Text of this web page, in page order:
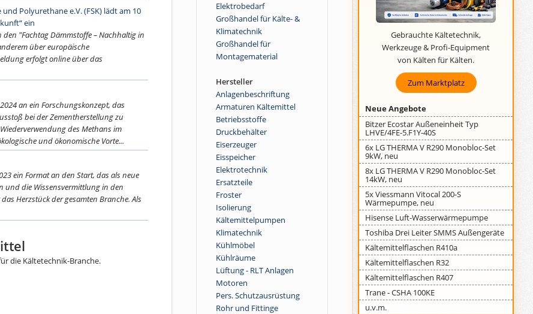
Polyurethane e.V. (FSK) lädt am 10
ein
"Fachtag Dämmstoffe – Nachhaltig in
über europäische
erfolgt online über das
an ein Forschungskonzept, das
bei der Zementherstellung zu
des Methans im
und ökonomische Vorte...
ein Format an den Start, das als neue
und die Wissensvermittlung in den
Herzstück der gesamten Branche. Als
die Kältetechnik-Branche.
Elektrobedarf
Großhandel für Kälte- &
Klimatechnik
Großhandel für
Montagematerial
Hersteller
Anlagenbeschriftung
Armaturen Kältemittel
Betriebsstoffe
Druckbehälter
Eiserzeuger
Eisspeicher
Elektrotechnik
Ersatzteile
Froster
Isolierung
Kältemittelpumpen
Klimatechnik
Kühlmöbel
Kühlräume
Lüftung - RLT Anlagen
Motoren
Pers. Schutzausrüstung
Rohr und Fittinge
Gebrauchte Kältetechnik,
Werkzeuge & Profi-Equipment
von Kälten für Kälten.
Zum Marktplatz
Neue Angebote
Bitzer Ecostar Außeneinheit Typ
LHVE/4FE-5.F1Y-40S
6x LG THERMA V R290 Monobloc-Set
9kW, neu
8x LG THERMA V R290 Monobloc-Set
14kW, neu
5x Viessmann Vitocal 200-S
Wärmepumpe, neu
Hisense Luft-Wasserwärmepumpe
Toshiba Drei Leiter SMMS Außengeräte
Kältemittelflaschen R410a
Kältemittelflaschen R32
Kältemittelflaschen R407
Trane - CSHA 100KE
u.v.m.